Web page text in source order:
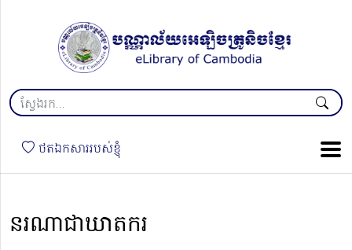
ថតឯកសាររបស់ខ្ញុំ
នរណាជាឃាតករ